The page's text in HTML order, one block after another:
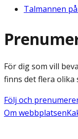
Talmannen
För dig som vill
finns det flera olika
Följ och
Om webbplatsen